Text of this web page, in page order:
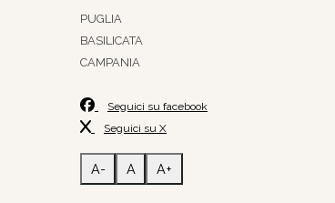
PUGLIA
BASILICATA
CAMPANIA
Seguici su facebook
Seguici su X
A- A A+